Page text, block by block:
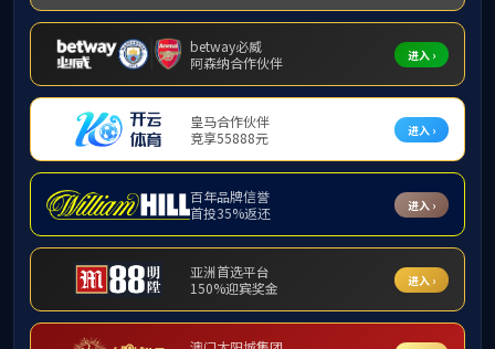
联系我们
院长信箱 联系我们
院长信箱：